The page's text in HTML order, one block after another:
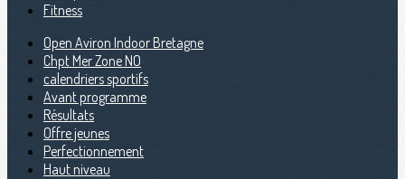
Fitness
Open Aviron Indoor Bretagne
Chpt Mer Zone NO
calendriers sportifs
Avant programme
Résultats
Offre jeunes
Perfectionnement
Haut niveau